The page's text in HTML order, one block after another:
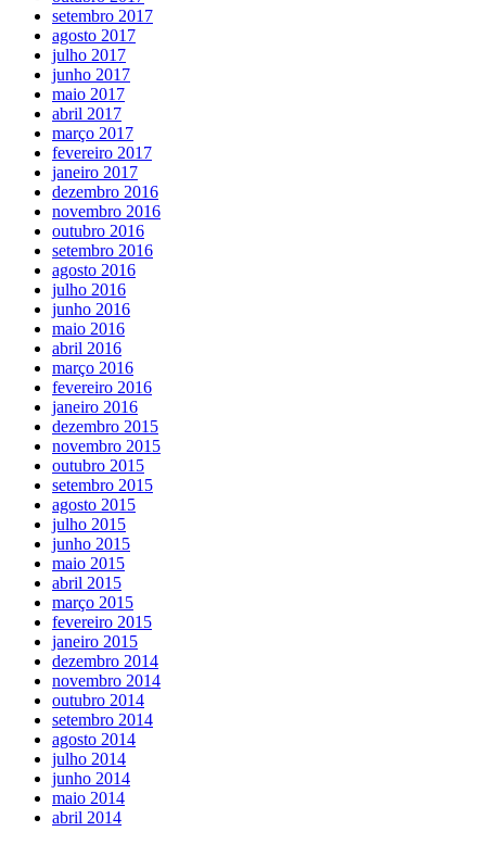
setembro 2017
agosto 2017
julho 2017
junho 2017
maio 2017
abril 2017
março 2017
fevereiro 2017
janeiro 2017
dezembro 2016
novembro 2016
outubro 2016
setembro 2016
agosto 2016
julho 2016
junho 2016
maio 2016
abril 2016
março 2016
fevereiro 2016
janeiro 2016
dezembro 2015
novembro 2015
outubro 2015
setembro 2015
agosto 2015
julho 2015
junho 2015
maio 2015
abril 2015
março 2015
fevereiro 2015
janeiro 2015
dezembro 2014
novembro 2014
outubro 2014
setembro 2014
agosto 2014
julho 2014
junho 2014
maio 2014
abril 2014